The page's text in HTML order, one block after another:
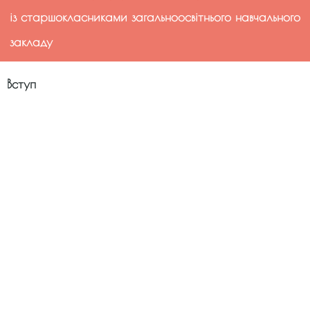
із старшокласниками загальноосвітнього навчального
закладу
Вступ